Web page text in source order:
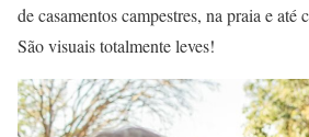
de casamentos campestres, na praia e até
São visuais totalmente leves!